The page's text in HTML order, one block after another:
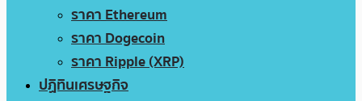
ราคา Ethereum
ราคา Dogecoin
ราคา Ripple (XRP)
ปฏิทินเศรษฐกิจ